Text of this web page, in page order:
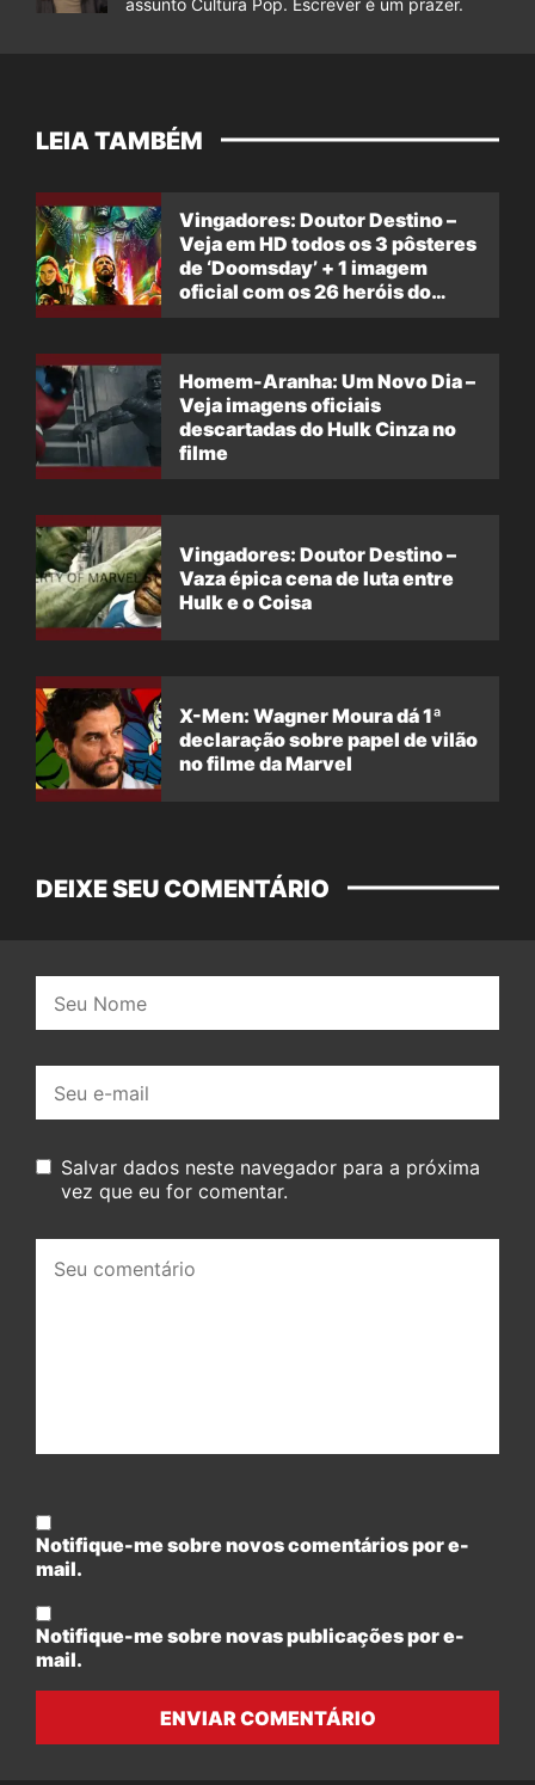
assunto Cultura Pop. Escrever é um prazer.
LEIA TAMBÉM
Vingadores: Doutor Destino –
Veja em HD todos os 3 pôsteres
de ‘Doomsday’ + 1 imagem
oficial com os 26 heróis do
Homem-Aranha: Um Novo Dia –
Veja imagens oficiais
descartadas do Hulk Cinza no
filme
Vingadores: Doutor Destino –
Vaza épica cena de luta entre
Hulk e o Coisa
X-Men: Wagner Moura dá 1ª
declaração sobre papel de vilão
no filme da Marvel
DEIXE SEU COMENTÁRIO
mail:
Salvar dados neste navegador para a próxima
vez que eu for comentar.
comentário:
Notifique-me sobre novos comentários por e-
mail.
Notifique-me sobre novas publicações por e-
mail.
ENVIAR COMENTÁRIO